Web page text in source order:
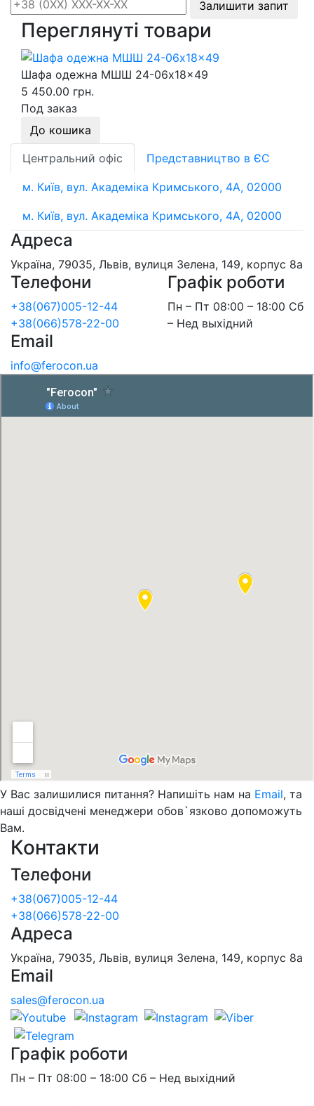
Залишити запит
Переглянуті товари
Шафа одежна МШШ 24-06x18x49
5 450.00 грн.
Под заказ
До кошика
Центральний офіс
Представництво в ЄС
м. Київ, вул. Академіка Кримського, 4А, 02000
м. Київ, вул. Академіка Кримського, 4А, 02000
Адреса
Україна, 79035, Львів, вулиця Зелена, 149, корпус 8а
Телефони
+38(067)005-12-44
+38(066)578-22-00
Графік роботи
Пн – Пт 08:00 – 18:00 Сб
– Нед выхідний
Email
info@ferocon.ua
У Вас залишилися питання? Напишіть нам на Email, та
наші досвідчені менеджери обов`язково допоможуть
Вам.
Контакти
Телефони
+38(067)005-12-44
+38(066)578-22-00
Адреса
Україна, 79035, Львів, вулиця Зелена, 149, корпус 8а
Email
sales@ferocon.ua
Графік роботи
Пн – Пт 08:00 – 18:00 Сб – Нед выхідний